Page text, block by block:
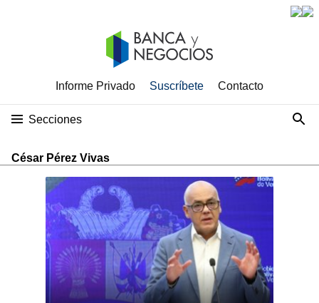
Informe Privado Suscríbete Contacto
Secciones
César Pérez Vivas